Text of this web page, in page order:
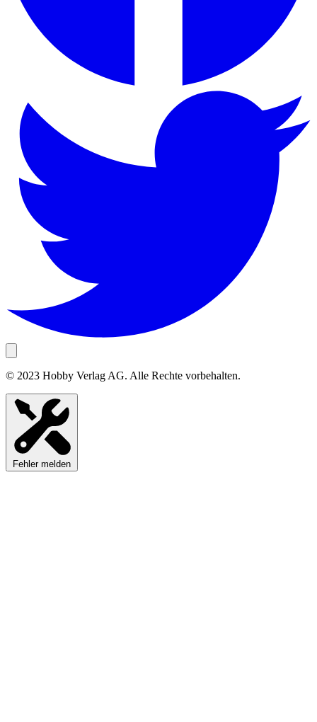
© 2023 Hobby Verlag AG. Alle Rechte vorbehalten.
Fehler melden